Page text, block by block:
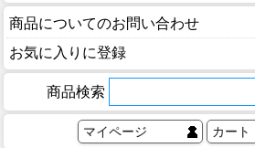
商品についてのお問い合わせ
お気に入りに登録
商品検索
マイページ カート